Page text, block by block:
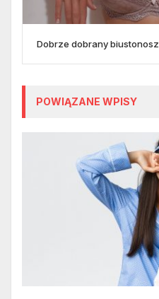
Dobrze dobrany biustonosz
POWIĄZANE WPISY